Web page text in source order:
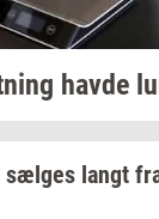
havde
sæl­ges langt